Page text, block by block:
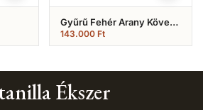
Gyűrű Fehér Arany Köves
(Nr.23)
143.000 Ft
Ékszer